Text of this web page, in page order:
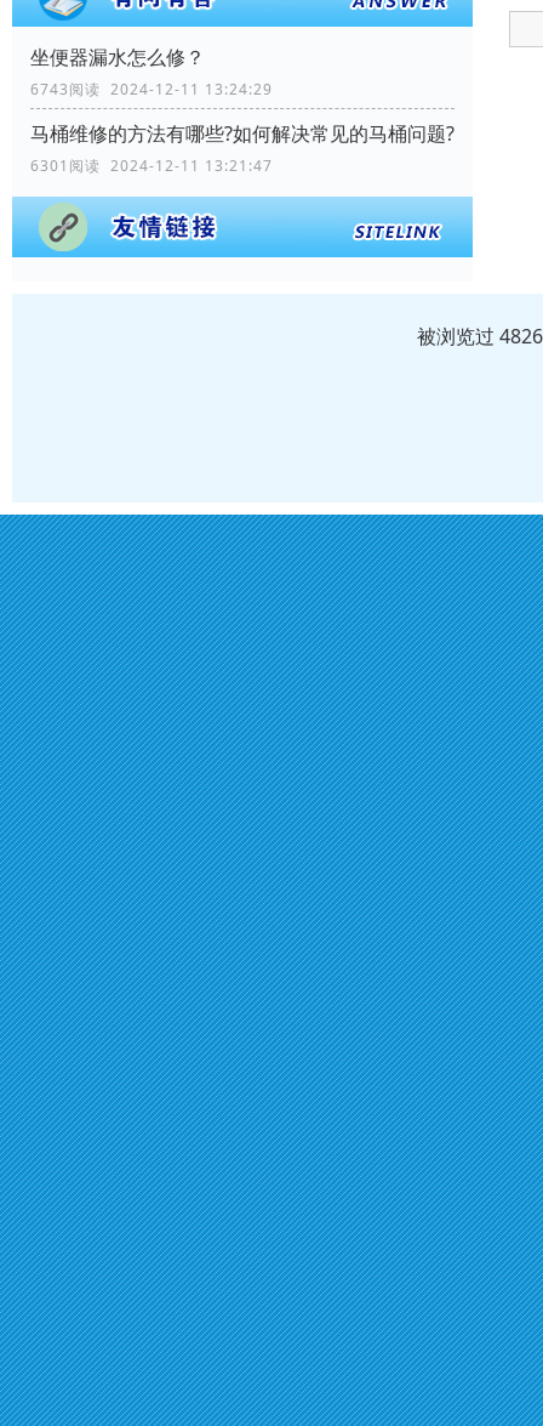
坐便器漏水怎么修？
6743阅读 2024-12-11 13:24:29
马桶维修的方法有哪些?如何解决常见的马桶问题?
6301阅读 2024-12-11 13:21:47
被浏览过